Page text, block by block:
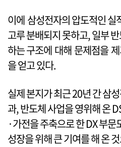
이에 삼성전자의 압도적인 실
고루 분배되지 못하고, 일부
하는 구조에 대해 문제점을
을 얻고 있다.
실제 본지가 최근 20년 간 삼
과, 반도체 사업을 영위해 온
·가전을 주축으로 한 DX 부
성장을 위해 큰 기여를 해 온